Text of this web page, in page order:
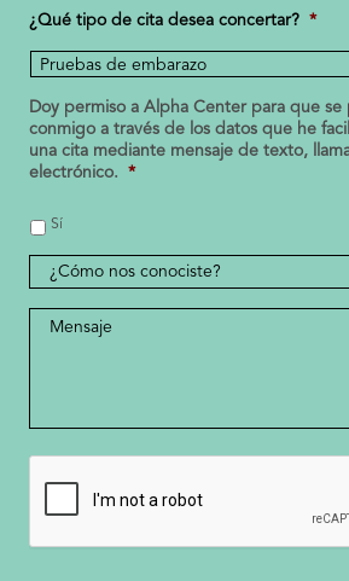
teléfono
*
¿Qué tipo de cita desea concertar? *
Doy permiso a Alpha Center para que
conmigo a través de los datos que he
una cita mediante mensaje de texto,
electrónico.
*
Sí
¿Cómo
nos
conociste?
Mensaje *